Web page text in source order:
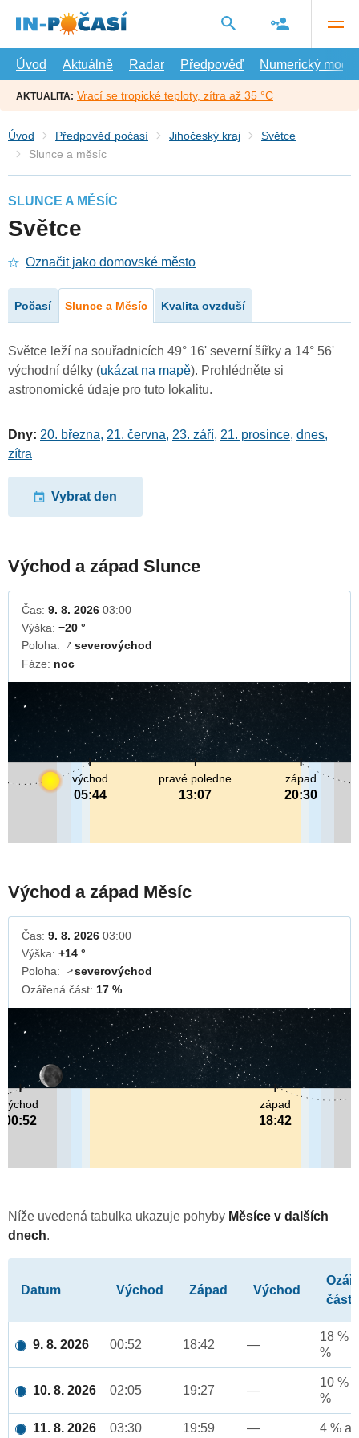
hlavní
Úvod
Aktuálně Radar Předpověď Numerický model
AKTUALITA: Vrací se tropické teploty, zítra až 35 °C
Úvod Předpověď počasí Jihočeský kraj
Světce
Slunce a měsíc
SLUNCE A MĚSÍC
Světce
Označit jako domovské město
Počasí Slunce a Měsíc Kvalita ovzduší
Světce leží na souřadnicích 49° 16' severní šířky a 14° 56'
východní délky (ukázat na mapě). Prohlédněte si
astronomické údaje pro tuto lokalitu.
Dny: 20. března, 21. června, 23. září, 21. prosince, dnes,
zítra
Vybrat den
Východ a západ Slunce
Čas: 9. 8. 2026 03:00
Výška: −20 °
Poloha:
↓ severovýchod
Fáze: noc
pravé poledne
13:07
východ
05:44
západ
20:30
Východ a západ Měsíc
Čas: 9. 8. 2026 03:00
Výška: +14 °
Poloha:
↓severovýchod
Ozářená část: 17 %
východ
00:52
západ
18:42
Níže uvedená tabulka ukazuje pohyby Měsíce v dalších
dnech.
Datum Východ Západ Východ
část
9. 8. 2026 00:52 18:42 —
18 %
%
10. 8. 2026 02:05 19:27 —
10 %
%
11. 8. 2026 03:30 19:59 — 4 %